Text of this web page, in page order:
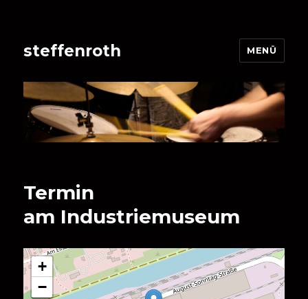
steffenroth MENÜ
Termin
am Industriemuseum
+
−